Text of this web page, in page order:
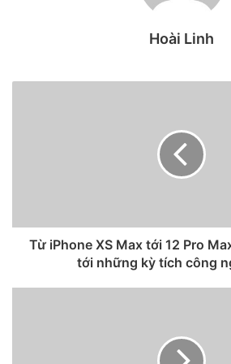
Hoài Linh
Từ iPhone XS Max tới 12 Pro
tới những kỳ tích công